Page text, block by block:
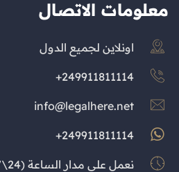
معلومات الاتصال
اونلاين لجميع الدول
249911811114+
info@legalhere.net
249911811114+
نعمل على مدار الساعة (24\7)